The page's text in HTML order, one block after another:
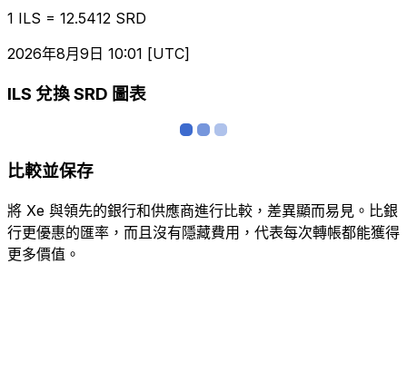
1 ILS = 12.5412 SRD
2026年8月9日 10:01 [UTC]
ILS 兌換 SRD 圖表
比較並保存
將 Xe 與領先的銀行和供應商進行比較，差異顯而易見。比銀
行更優惠的匯率，而且沒有隱藏費用，代表每次轉帳都能獲得
更多價值。